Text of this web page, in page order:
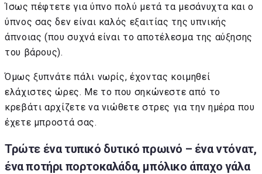
Ίσως πέφτετε για ύπνο πολύ μετά τα μεσάνυχτα και ο
ύπνος σας δεν είναι καλός εξαιτίας της υπνικής
άπνοιας (που συχνά είναι το αποτέλεσμα της αύξησης
του βάρους).
Όμως ξυπνάτε πάλι νωρίς, έχοντας κοιμηθεί
ελάχιστες ώρες. Με το που σηκώνεστε από το
κρεβάτι αρχίζετε να νιώθετε στρες για την ημέρα που
έχετε μπροστά σας.
Τρώτε ένα τυπικό δυτικό πρωινό – ένα ντόνατ,
ένα ποτήρι πορτοκαλάδα, μπόλικο άπαχο γάλα